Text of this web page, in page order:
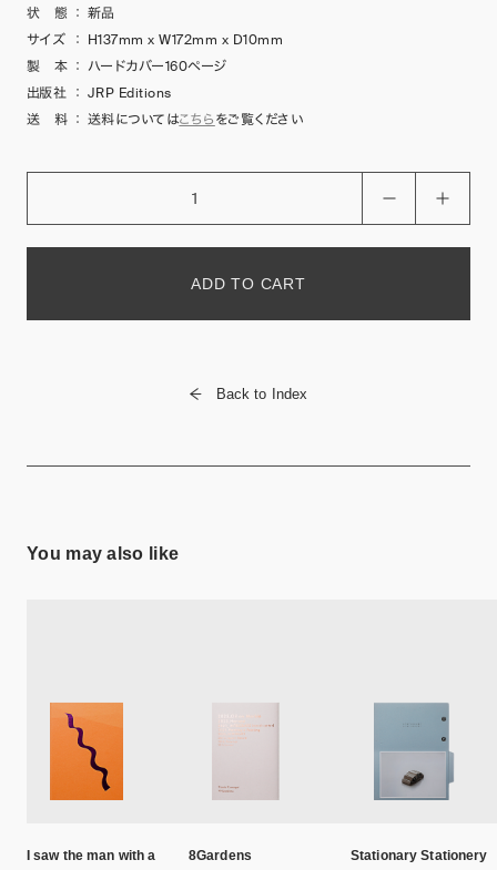
状 態 ： 新品
サイズ
： H137mm x W172mm x D10mm
製 本 ： ハードカバー160ページ
出版社 ： JRP Editions
送 料 ： 送料についてはこちらをご覧ください
ADD TO CART
Back to Index
You may also like
I saw the man with a
8Gardens Stationary Stationery